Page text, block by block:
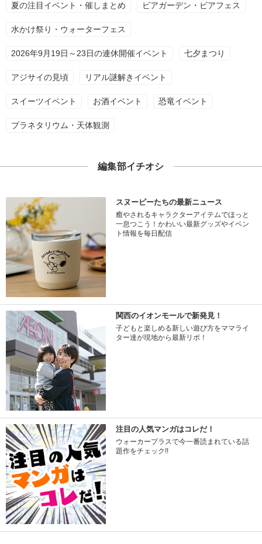
夏の注目イベント・催しまとめ ビアガーデン・ビアフェス
水かけ祭り・ウォーターフェス
2026年9月19日～23日の連休開催イベント 七夕まつり
アジサイの見頃 リアル謎解きイベント
スイーツイベント お酒イベント 恐竜イベント
プラネタリウム・天体観測
編集部イチオシ
スヌーピーたちの最新ニュース
癒やされるキャラクターアイテムでほっと
一息つこう！かわいい最新グッズやイベン
ト情報を毎日配信
関西のイオンモールで新発見！
子どもと楽しめる新しい遊び方をママライ
ター達が現地から最新リポ！
注目の人気マンガはコレだ！
ウォーカープラスで今一番読まれている話
題作をチェック!!